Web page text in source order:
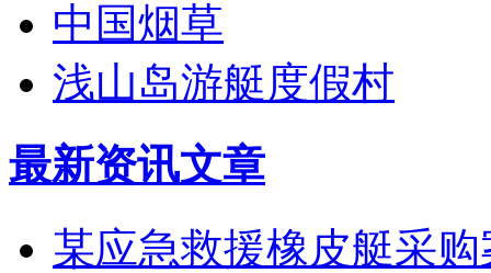
中国烟草
浅山岛游艇度假村
最新资讯文章
某应急救援橡皮艇采